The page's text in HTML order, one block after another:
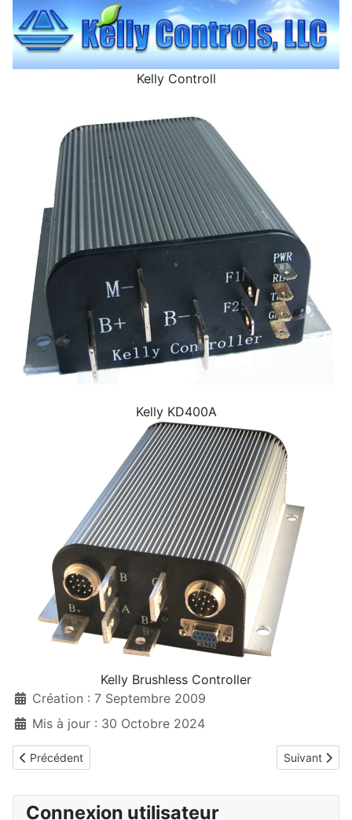
Connexion utilisateur
Kelly Controll
Kelly KD400A
Kelly Brushless Controller
Création : 7 Septembre 2009
Mis à jour : 30 Octobre 2024
Article précédent : Variateurs de chez Schulze
Précédent Article
Suivant